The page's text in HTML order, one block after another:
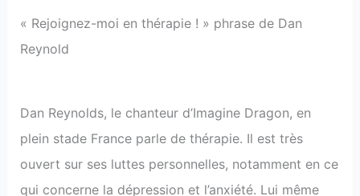
« Rejoignez-moi en thérapie ! » phrase de Dan
Reynold
Dan Reynolds, le chanteur d’Imagine Dragon, en
plein stade France parle de thérapie. Il est très
ouvert sur ses luttes personnelles, notamment en ce
qui concerne la dépression et l’anxiété. Lui même